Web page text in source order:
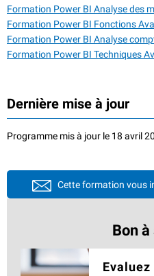
Formation Power BI Analyse des
Formation Power BI Fonctions
Formation Power BI Analyse
Formation Power BI Techniques
Dernière mise à jour
Programme mis à jour le 18 avril
Cette formation vous
Bon